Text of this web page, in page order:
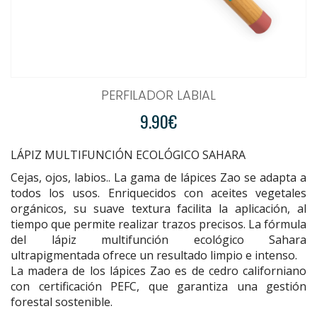
PERFILADOR LABIAL
9.90€
LÁPIZ MULTIFUNCIÓN ECOLÓGICO SAHARA
Cejas, ojos, labios.. La gama de lápices Zao se adapta a
todos los usos. Enriquecidos con aceites vegetales
orgánicos, su suave textura facilita la aplicación, al
tiempo que permite realizar trazos precisos. La fórmula
del lápiz multifunción ecológico Sahara
ultrapigmentada ofrece un resultado limpio e intenso.
La madera de los lápices Zao es de cedro californiano
con certificación PEFC, que garantiza una gestión
forestal sostenible.